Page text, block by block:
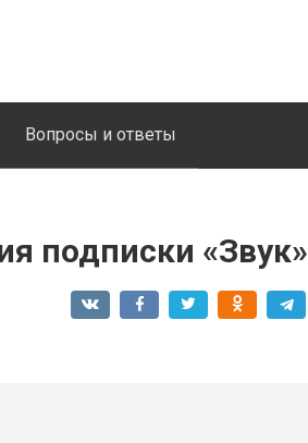
Вопросы и ответы
подписки «Звук»